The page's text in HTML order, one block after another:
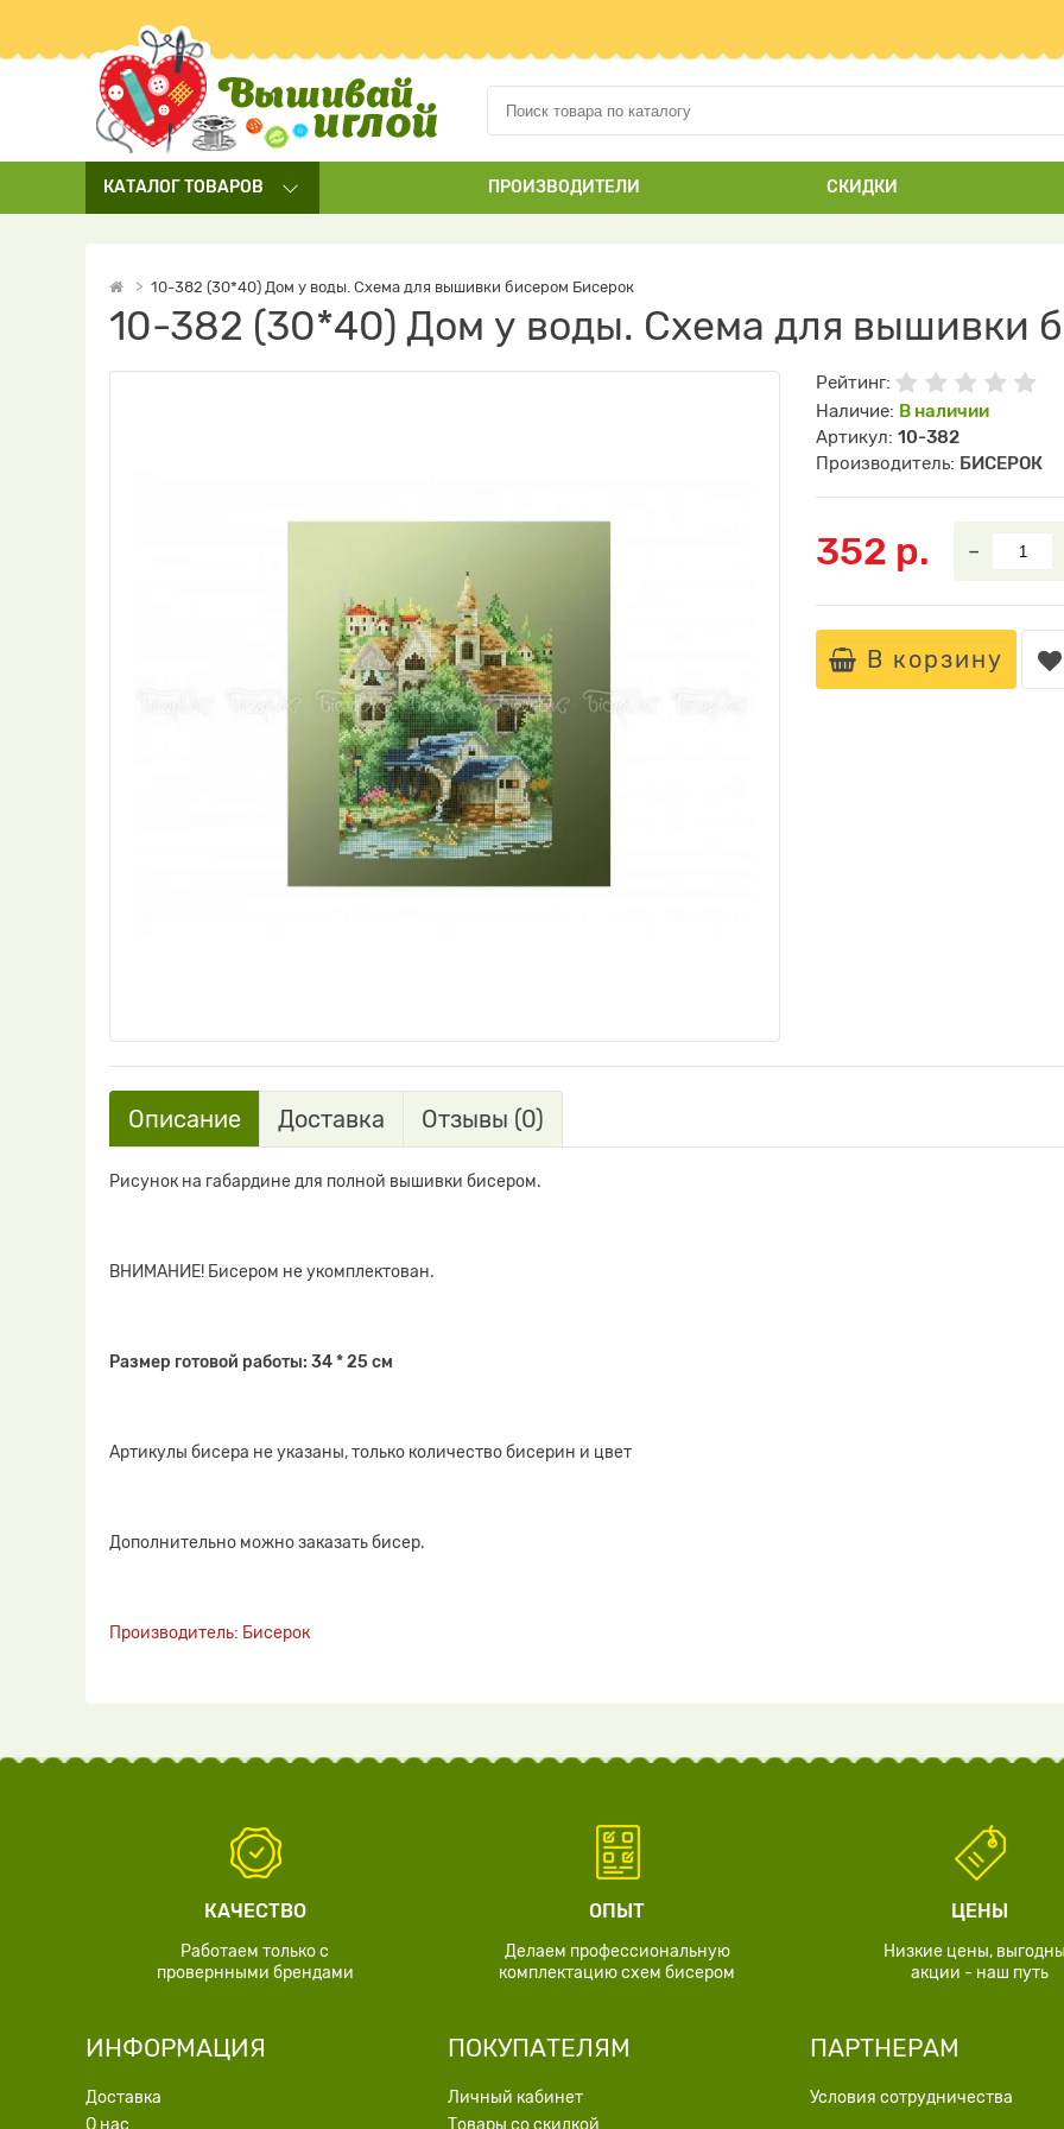
КАТАЛОГТОВАРОВ ПРОИЗВОДИТЕЛИ СКИДКИ
10-382 (30*40) Дом у воды. Схема для вышивки бисером Бисерок
10-382 (30*40) Дом у воды. Схема для вышивки
Рейтинг:
Наличие: В наличии
Артикул: 10-382
Производитель: БИСЕРОК
352 р. –
В корзину
Описание Доставка Отзывы (0)
Рисунок на габардине для полной вышивки бисером.
ВНИМАНИЕ! Бисером не укомплектован.
Размер готовой работы: 34 * 25 см
Артикулы бисера не указаны, только количество бисерин и цвет
Дополнительно можно заказать бисер.
Производитель: Бисерок
КАЧЕСТВО
Работаем только с
провернными брендами
ОПЫТ
Делаем профессиональную
комплектацию схем бисером
ЦЕНЫ
Низкие цены,
акции - наш путь
ИНФОРМАЦИЯ
Доставка
О нас
ПОКУПАТЕЛЯМ
Личный кабинет
Товары со скидкой
ПАРТНЕРАМ
Условия сотрудничества